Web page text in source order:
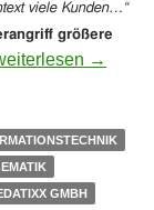
viele Kunden…“
größere
→
GMBH